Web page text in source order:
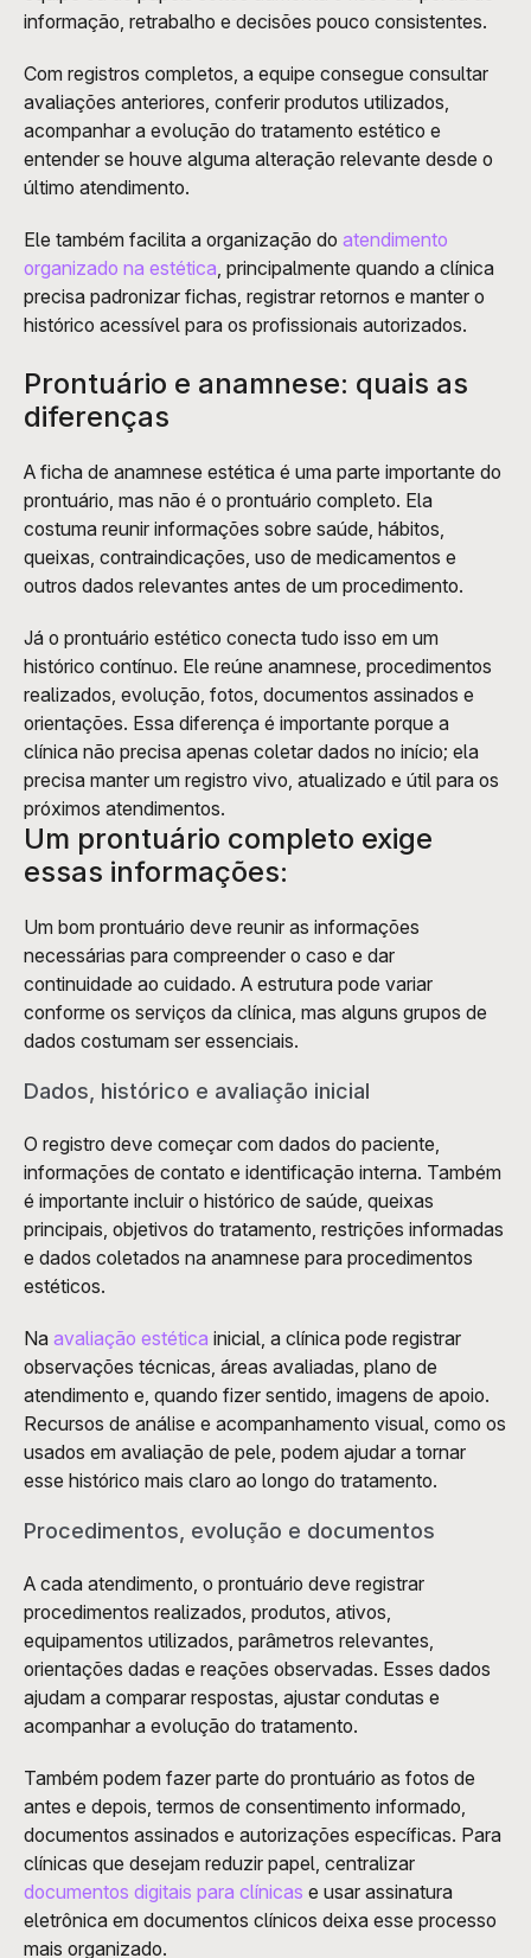
informação, retrabalho e decisões pouco consistentes.
Com registros completos, a equipe consegue consultar
avaliações anteriores, conferir produtos utilizados,
acompanhar a evolução do tratamento estético e
entender se houve alguma alteração relevante desde o
último atendimento.
Ele também facilita a organização do atendimento
organizado na estética, principalmente quando a clínica
precisa padronizar fichas, registrar retornos e manter o
histórico acessível para os profissionais autorizados.
Prontuário e anamnese: quais as
diferenças
A ficha de anamnese estética é uma parte importante do
prontuário, mas não é o prontuário completo. Ela
costuma reunir informações sobre saúde, hábitos,
queixas, contraindicações, uso de medicamentos e
outros dados relevantes antes de um procedimento.
Já o prontuário estético conecta tudo isso em um
histórico contínuo. Ele reúne anamnese, procedimentos
realizados, evolução, fotos, documentos assinados e
orientações. Essa diferença é importante porque a
clínica não precisa apenas coletar dados no início; ela
precisa manter um registro vivo, atualizado e útil para os
próximos atendimentos.
Um prontuário completo exige
essas informações:
Um bom prontuário deve reunir as informações
necessárias para compreender o caso e dar
continuidade ao cuidado. A estrutura pode variar
conforme os serviços da clínica, mas alguns grupos de
dados costumam ser essenciais.
Dados, histórico e avaliação inicial
O registro deve começar com dados do paciente,
informações de contato e identificação interna. Também
é importante incluir o histórico de saúde, queixas
principais, objetivos do tratamento, restrições informadas
e dados coletados na anamnese para procedimentos
estéticos.
Na avaliação estética inicial, a clínica pode registrar
observações técnicas, áreas avaliadas, plano de
atendimento e, quando fizer sentido, imagens de apoio.
Recursos de análise e acompanhamento visual, como os
usados em avaliação de pele, podem ajudar a tornar
esse histórico mais claro ao longo do tratamento.
Procedimentos, evolução e documentos
A cada atendimento, o prontuário deve registrar
procedimentos realizados, produtos, ativos,
equipamentos utilizados, parâmetros relevantes,
orientações dadas e reações observadas. Esses dados
ajudam a comparar respostas, ajustar condutas e
acompanhar a evolução do tratamento.
Também podem fazer parte do prontuário as fotos de
antes e depois, termos de consentimento informado,
documentos assinados e autorizações específicas. Para
clínicas que desejam reduzir papel, centralizar
documentos digitais para clínicas e usar assinatura
eletrônica em documentos clínicos deixa esse processo
mais organizado.